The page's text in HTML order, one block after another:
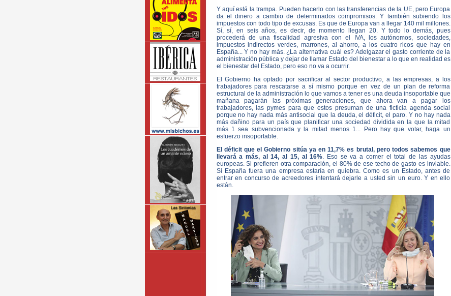
Y aquí está la trampa. Pueden hacerlo con las transferencias de la UE, pero Europa
da el dinero a cambio de determinados compromisos. Y también subiendo los
impuestos con todo tipo de excusas. Es que de Europa van a llegar 140 mil millones.
Sí, sí, en seis años, es decir, de momento llegan 20. Y todo lo demás, pues
procederá de una fiscalidad agresiva con el IVA, los autónomos, sociedades,
impuestos indirectos verdes, marrones, al ahorro, a los cuatro ricos que hay en
España... Y no hay más. ¿La alternativa cuál es? Adelgazar el gasto corriente de la
administración pública y dejar de llamar Estado del bienestar a lo que en realidad es
el bienestar del Estado, pero eso no va a ocurrir.
El Gobierno ha optado por sacrificar al sector productivo, a las empresas, a los
trabajadores para rescatarse a sí mismo porque en vez de un plan de reforma
estructural de la administración lo que vamos a tener es una deuda insoportable que
mañana pagarán las próximas generaciones, que ahora van a pagar los
trabajadores, las pymes para que estos presuman de una ficticia agenda social
porque no hay nada más antisocial que la deuda, el déficit, el paro. Y no hay nada
más dañino para un país que planificar una sociedad dividida en la que la mitad
más 1 sea subvencionada y la mitad menos 1... Pero hay que votar, haga un
esfuerzo insoportable.
El déficit que el Gobierno sitúa ya en 11,7% es brutal, pero todos sabemos que
llevará a más, al 14, al 15, al 16%. Eso se va a comer el total de las ayudas
europeas. Si prefieren otra comparación, el 80% de ese techo de gasto es inviable.
Si España fuera una empresa estaría en quiebra. Como es un Estado, antes de
entrar en concurso de acreedores intentará dejarle a usted sin un euro. Y en ello
están.